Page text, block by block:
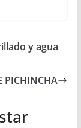
y agua
PICHINCHA